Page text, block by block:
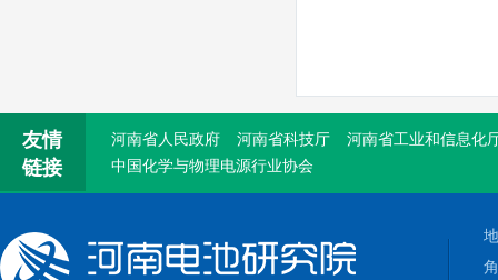
友情
链接
河南省人民政府 河南省科技厅
河南省工业和信息化
中国化学与物理电源行业协会
角